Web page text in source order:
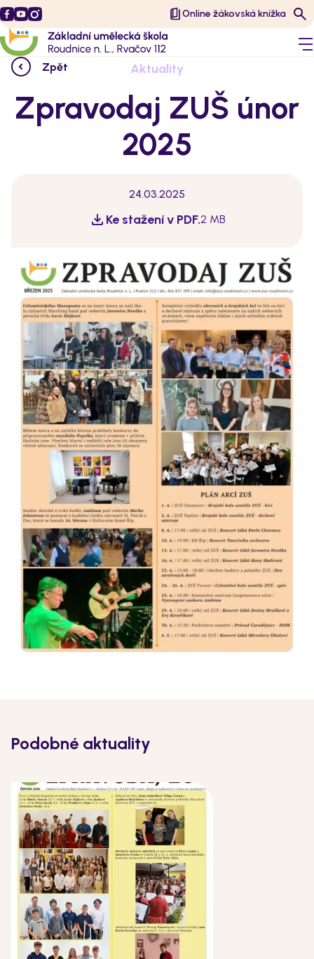
Online žákovská knížka
Zpět Aktuality
Zpravodaj ZUŠ únor
2025
24.03.2025
Ke stažení v PDF.2 MB
Podobné aktuality